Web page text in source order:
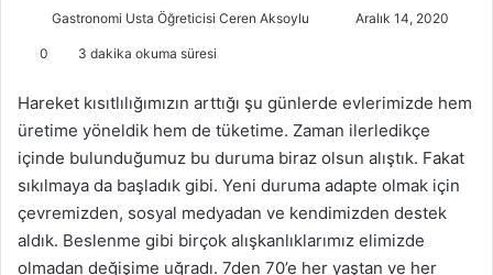
Gastronomi Usta Öğreticisi Ceren Aksoylu
e
-
p
s
Aralık 14, 2020
0 3 dakika okuma süresi
Hareket kısıtlılığımızın arttığı şu günlerde evlerimizde hem
üretime yöneldik hem de tüketime. Zaman ilerledikçe
içinde bulunduğumuz bu duruma biraz olsun alıştık. Fakat
sıkılmaya da başladık gibi. Yeni duruma adapte olmak için
çevremizden, sosyal medyadan ve kendimizden destek
aldık. Beslenme gibi birçok alışkanlıklarımız elimizde
olmadan değişime uğradı. 7den 70’e her yaştan ve her